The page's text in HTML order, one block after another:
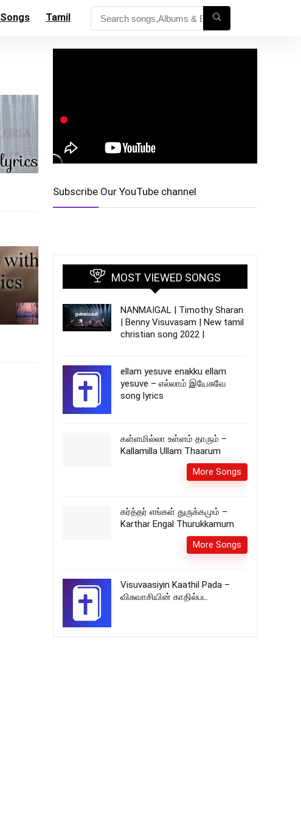
Songs Tamil
Subscribe Our YouTube channel
MOST VIEWED SONGS
NANMAIGAL | Timothy Sharan
| Benny Visuvasam | New tamil
christian song 2022 |
ellam yesuve enakku ellam
yesuve – எல்லாம் இயேசுவே
song lyrics
கள்ளமில்லா உள்ளம் தாரும் –
Kallamilla Ullam Thaarum
More Songs
கர்த்தர் எங்கள் துருக்கமும் –
Karthar Engal Thurukkamum
More Songs
Visuvaasiyin Kaathil Pada –
விசுவாசியின் காதில்பட